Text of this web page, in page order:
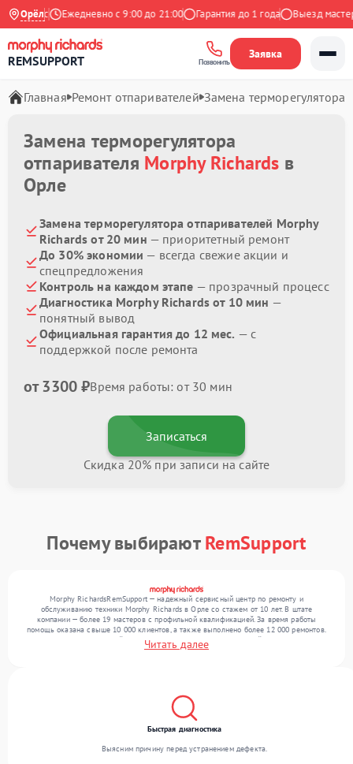
Орёл
Яндекс Ежедневно с 9:00 до 21:00 Гарантия до 1 года Выезд мастера
REMSUPPORT Позвонить
Заявка
Главная Ремонт отпаривателей Замена терморегулятора
Замена терморегулятора
отпаривателя Morphy Richards в
Орле
Замена терморегулятора отпаривателей Morphy
Richards от 20 мин — приоритетный ремонт
До 30% экономии — всегда свежие акции и
спецпредложения
Контроль на каждом этапе — прозрачный процесс
Диагностика Morphy Richards от 10 мин —
понятный вывод
Официальная гарантия до 12 мес. — с
поддержкой после ремонта
от 3300 ₽Время работы: от 30 мин
Записаться
Скидка 20% при записи на сайте
Почему выбираютRemSupport
Morphy RichardsRemSupport — надежный сервисный центр по ремонту и
обслуживанию техники Morphy Richards в Орле со стажем от 10 лет. В штате
компании — более 19 мастеров с профильной квалификацией. За время работы
помощь оказана свыше 10 000 клиентов, а также выполнено более 12 000 ремонтов.
Ежемесячно в сервисный центр поступает более 300 обращений, включая , , . Мы
беремся за задачи любой сложности и поддерживаем высокий стандарт качества
Читать далее
Быстрая диагностика
Выясним причину перед устранением дефекта.